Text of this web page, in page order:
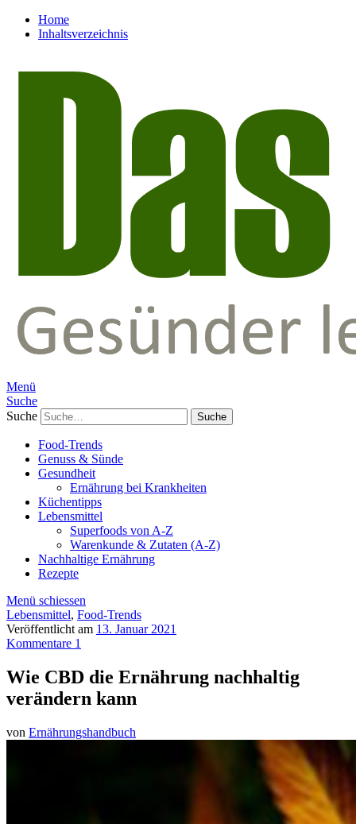
Home
Inhaltsverzeichnis
Menü
Suche
Suche
Food-Trends
Genuss & Sünde
Gesundheit
Ernährung bei Krankheiten
Küchentipps
Lebensmittel
Superfoods von A-Z
Warenkunde & Zutaten (A-Z)
Nachhaltige Ernährung
Rezepte
Menü schiessen
Lebensmittel, Food-Trends
Veröffentlicht am 13. Januar 2021
Kommentare 1
Wie CBD die Ernährung nachhaltig
verändern kann
von Ernährungshandbuch